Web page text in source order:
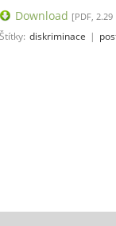
Download [PDF, 2.29
Štítky: diskriminace |